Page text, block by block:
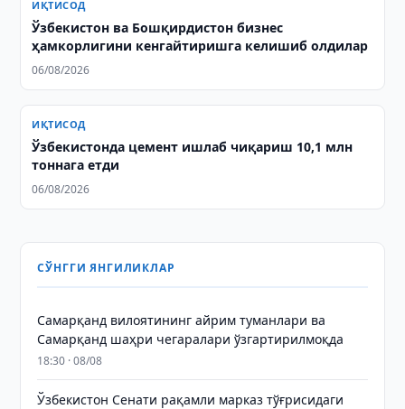
ИҚТИСОД
Ўзбекистон ва Бошқирдистон бизнес
ҳамкорлигини кенгайтиришга келишиб олдилар
06/08/2026
ИҚТИСОД
Ўзбекистонда цемент ишлаб чиқариш 10,1 млн
тоннага етди
06/08/2026
СЎНГГИ ЯНГИЛИКЛАР
Самарқанд вилоятининг айрим туманлари ва
Самарқанд шаҳри чегаралари ўзгартирилмоқда
18:30 · 08/08
Ўзбекистон Сенати рақамли марказ тўғрисидаги